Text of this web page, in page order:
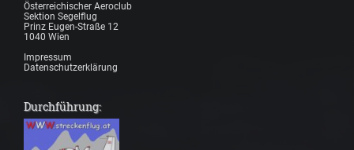
Österreichischer Aeroclub
Sektion Segelflug
Prinz Eugen-Straße 12
1040 Wien
Impressum
Datenschutzerklärung
Durchführung: